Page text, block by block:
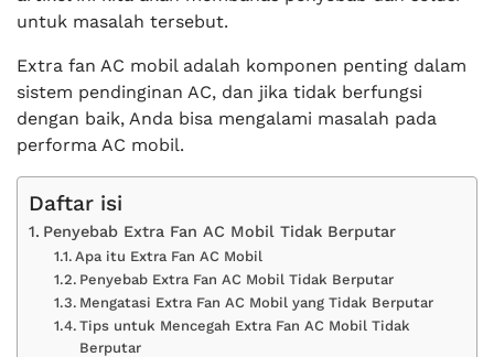
untuk masalah tersebut.
Extra fan AC mobil adalah komponen penting dalam
sistem pendinginan AC, dan jika tidak berfungsi
dengan baik, Anda bisa mengalami masalah pada
performa AC mobil.
Daftar isi
Penyebab Extra Fan AC Mobil Tidak Berputar
Apa itu Extra Fan AC Mobil
Penyebab Extra Fan AC Mobil Tidak Berputar
Mengatasi Extra Fan AC Mobil yang Tidak Berputar
Tips untuk Mencegah Extra Fan AC Mobil Tidak
Berputar